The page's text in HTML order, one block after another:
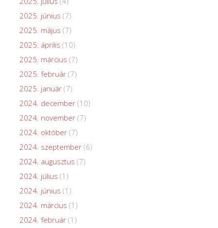
2025. június (7)
2025. május (7)
2025. április (10)
2025. március (7)
2025. február (7)
2025. január (7)
2024. december (10)
2024. november (7)
2024. október (7)
2024. szeptember (6)
2024. augusztus (7)
2024. július (1)
2024. június (1)
2024. március (1)
2024. február (1)